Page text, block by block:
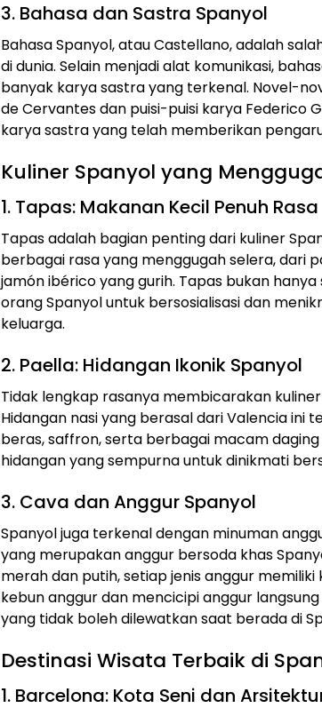
3. Bahasa dan Sastra Spanyol
Bahasa Spanyol, atau Castellano, adalah
di dunia. Selain menjadi alat komunikasi,
banyak karya sastra yang terkenal. Novel-
de Cervantes dan puisi-puisi karya Federico
karya sastra yang telah memberikan
Kuliner Spanyol yang
1. Tapas: Makanan Kecil Penuh Rasa
Tapas adalah bagian penting dari kuliner
berbagai rasa yang menggugah selera, dari
jamón ibérico yang gurih. Tapas bukan
orang Spanyol untuk bersosialisasi dan
keluarga.
2. Paella: Hidangan Ikonik Spanyol
Tidak lengkap rasanya membicarakan
Hidangan nasi yang berasal dari Valencia ini
beras, saffron, serta berbagai macam
hidangan yang sempurna untuk dinikmati
3. Cava dan Anggur Spanyol
Spanyol juga terkenal dengan minuman
yang merupakan anggur bersoda khas
merah dan putih, setiap jenis anggur
kebun anggur dan mencicipi anggur
yang tidak boleh dilewatkan saat berada di
Destinasi Wisata Terbaik di
1. Barcelona: Kota Seni dan